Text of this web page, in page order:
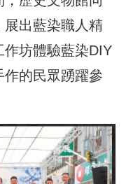
展出藍染職人精
坊體驗藍染DIY
的民眾踴躍參